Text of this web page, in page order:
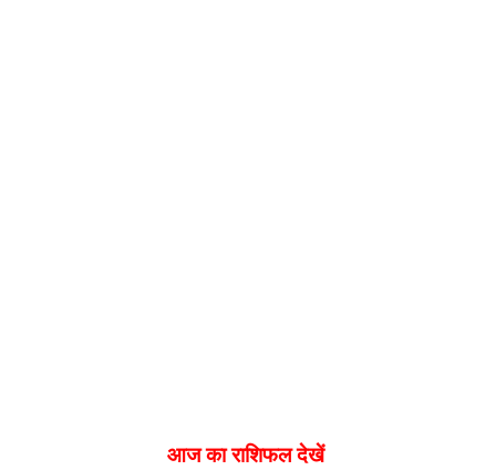
आज का राशिफल देखें